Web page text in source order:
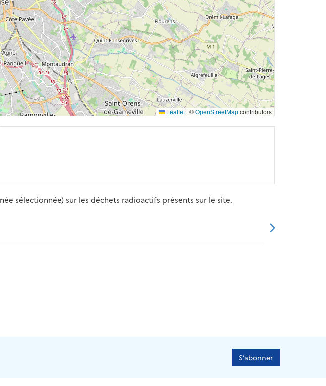
Leaflet | ©OpenStreetMapcontributors
sélectionnée) sur les déchets radioactifs présents sur le site.
S’abonner